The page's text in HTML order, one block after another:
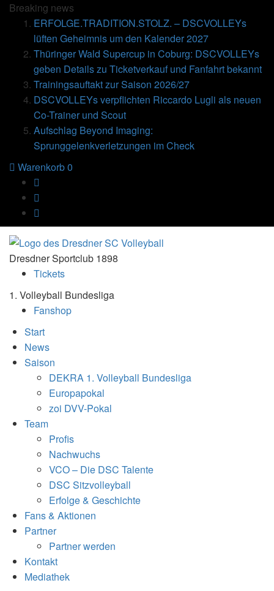
Breaking news
ERFOLGE.TRADITION.STOLZ. – DSCVOLLEYs
lüften Geheimnis um den Kalender 2027
Thüringer Wald Supercup in Coburg: DSCVOLLEYs
geben Details zu Ticketverkauf und Fanfahrt bekannt
Trainingsauftakt zur Saison 2026/27
DSCVOLLEYs verpflichten Riccardo Lugli als neuen
Co-Trainer und Scout
Aufschlag Beyond Imaging:
Sprunggelenkverletzungen im Check
Warenkorb0
Dresdner Sportclub 1898
Tickets
1. Volleyball Bundesliga
Fanshop
Start
News
Saison
DEKRA 1. Volleyball Bundesliga
Europapokal
zoi DVV-Pokal
Team
Profis
Nachwuchs
VCO – Die DSC Talente
DSC Sitzvolleyball
Erfolge & Geschichte
Fans & Aktionen
Partner
Partner werden
Kontakt
Mediathek